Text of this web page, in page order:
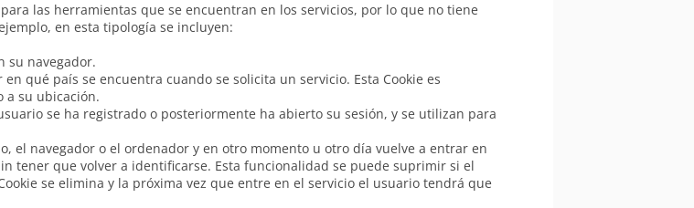
las herramientas que se encuentran en los servicios, por lo que no tiene
en esta tipología se incluyen:
su navegador.
qué país se encuentra cuando se solicita un servicio. Esta Cookie es
a su ubicación.
se ha registrado o posteriormente ha abierto su sesión, y se utilizan para
el navegador o el ordenador y en otro momento u otro día vuelve a entrar en
tener que volver a identificarse. Esta funcionalidad se puede suprimir si el
se elimina y la próxima vez que entre en el servicio el usuario tendrá que